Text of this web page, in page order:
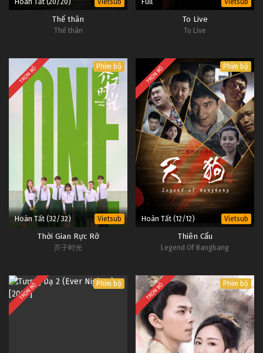
Vietsub
Thế thân
Thế thân
Vietsub
To Live
To Live
TRỌN BỘ Phim bộ
Hoàn Tất (32/32) Vietsub
Thời Gian Rực Rỡ
芥子时光
TRỌN BỘ Phim bộ
Hoàn Tất (12/12) Vietsub
Thiên Cẩu
Legend Of Bangbang
TRỌN BỘ Phim bộ TRỌN BỘ Phim bộ